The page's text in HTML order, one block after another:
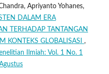
Apriyanto Yohanes,
DALAM ERA
TERHADAP TANTANGAN
KONTEKS GLOBALISASI ,
Ilmiah: Vol. 1 No. 1